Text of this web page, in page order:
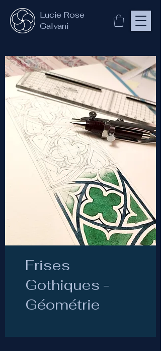
Lucie Rose
Galvani
Frises
Gothiques -
Géométrie